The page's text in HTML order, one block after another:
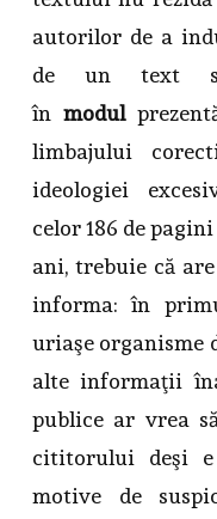
autorilor de a
de un text
în modul
limbajului
ideologiei
celor 186 de
ani, trebuie că
informa: în
uriaşe organisme
alte informaţii
publice ar vrea
cititorului deşi e
motive de